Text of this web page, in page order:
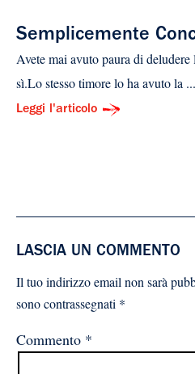
Semplicemente
Avete mai avuto paura di
sì.Lo stesso timore lo ha avuto la ...
Leggi l'articolo
LASCIA UN COMMENTO
Il tuo indirizzo email non sarà
sono contrassegnati *
Commento *